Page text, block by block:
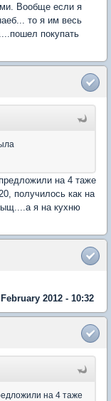
Вообще если я
то я им весь
покупать
на 4 таже
получилось как на
я на кухню
2012 - 10:32
на 4 таже